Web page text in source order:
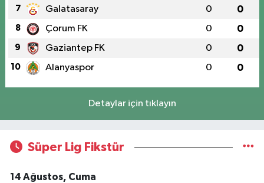
7 Galatasaray 0 0
8 Çorum FK 0 0
9 Gaziantep FK 0 0
10 Alanyaspor 0 0
Detaylar için tıklayın
Süper Lig Fikstür
14 Ağustos, Cuma